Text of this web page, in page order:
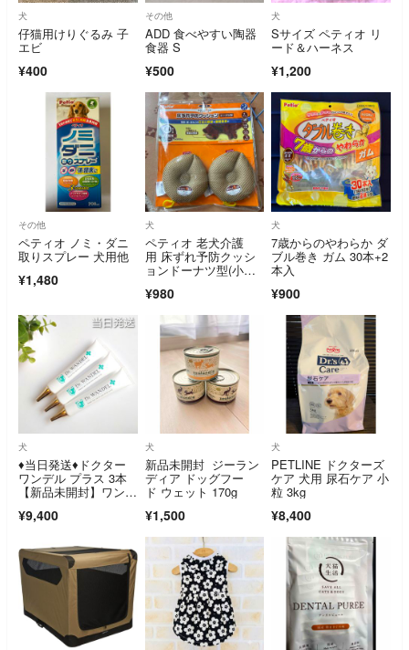
犬
仔猫用けりぐるみ 子
エビ
¥400
その他
ADD 食べやすい陶器
食器 S
¥500
犬
Sサイズ ペティオ リ
ード＆ハーネス
¥1,200
その他
ペティオ ノミ・ダニ
取りスプレー 犬用他
¥1,480
犬
ペティオ 老犬介護
用 床ずれ予防クッシ
ョンドーナツ型(小サ
¥980
犬
7歳からのやわらか ダ
ブル巻き ガム 30本+2
本入
¥900
犬
♦当日発送♦ドクター
ワンデル プラス 3本
【新品未開封】ワンデ
¥9,400
犬
新品未開封 ジーラン
ディア ドッグフー
ド ウェット 170g
¥1,500
犬
PETLINE ドクターズ
ケア 犬用 尿石ケア 小
粒 3kg
¥8,400